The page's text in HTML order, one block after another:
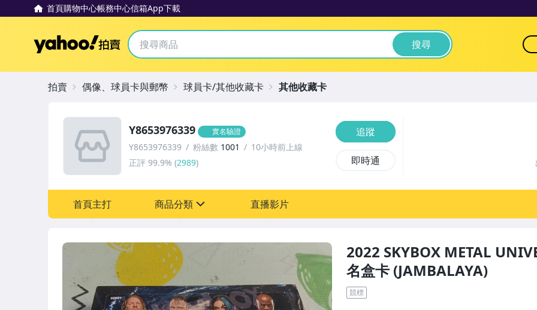
首頁購物中心帳務中心信箱App下載
Yahoo拍賣 搜尋
2022 SKYBOX METAL
名盒卡 (JAMBALAYA)
競標
Y8653976339 實名驗證
Y8653976339 粉絲數 1001
10小時前上線
正評 99.9% (2989)
追蹤
即時通
首頁主打 商品分類
偶像、球員卡與郵幣
直播影片
拍賣 偶像、球員卡與郵幣 球員卡/其他收藏卡 其他收藏卡